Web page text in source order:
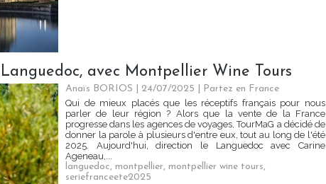
avec Montpellier Wine Tours
Anaïs BORIOS | 24/07/2025
Partez en France
Qui de mieux placés que les réceptifs français pour nous
parler de leur région ? Alors que la vente de la France
progresse dans les agences de voyages, TourMaG a décidé de
donner la parole à plusieurs d'entre eux, tout au long de l'été
2025. Aujourd'hui, direction le Languedoc avec Carine
Ageneau,...
languedoc, montpellier, montpellier wine tours,
seriefranceete2025